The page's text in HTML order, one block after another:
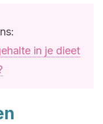
in je dieet